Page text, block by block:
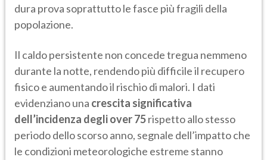
dura prova soprattutto le fasce più fragili della
popolazione.
Il caldo persistente non concede tregua nemmeno
durante la notte, rendendo più difficile il recupero
fisico e aumentando il rischio di malori. I dati
evidenziano una crescita significativa
dell’incidenza degli over 75rispetto allo stesso
periodo dello scorso anno, segnale dell’impatto che
le condizioni meteorologiche estreme stanno